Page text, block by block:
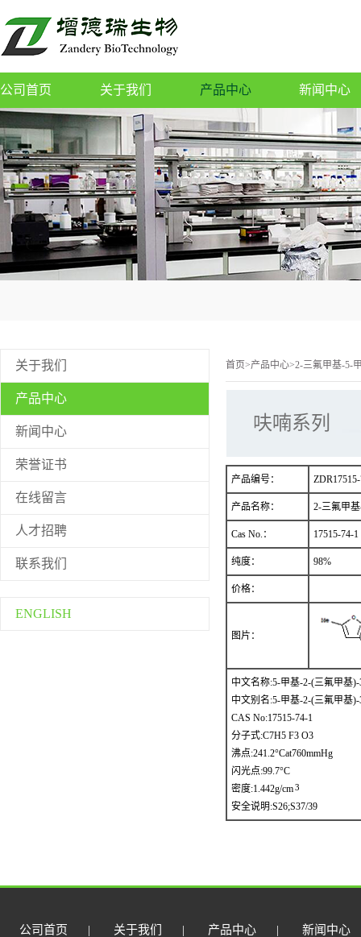
公司首页 关于我们 产品中心 新闻中心
关于我们
产品中心
新闻中心
荣誉证书
在线留言
人才招聘
联系我们
ENGLISH
首页>产品中心>2-三氟甲基-5-
呋喃系列
产品编号：
产品名称： 2-三氟甲
Cas No.： 17515-74-1
纯度： 98%
价格：
图片：
中文名称:5-甲基-2-(三氟甲基
中文别名:5-甲基-2-(三氟甲基
CAS No:17515-74-1
分子式:C7H5 F3 O3
沸点:241.2°Cat760mmHg
闪光点:99.7°C
密度:1.442g/cm3
安全说明:S26;S37/39
公司首页 | 关于我们 | 产品中心 | 新闻中心